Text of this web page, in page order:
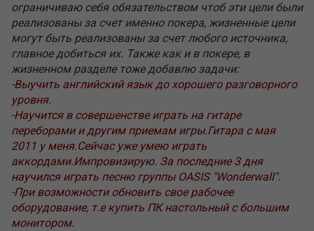
ограничиваю себя обязательством чтоб эти цели были
реализованы за счет именно покера, жизненные цели
могут быть реализованы за счет любого источника,
главное добиться их. Также как и в покере, в
жизненном разделе тоже добавлю задачи:
-Выучить английский язык до хорошего разговорного
уровня.
-Научится в совершенстве играть на гитаре
переборами и другим приемам игры.Гитара с мая
2011 у меня.Сейчас уже умею играть
аккордами.Импровизирую. За последние 3 дня
научился играть песню группы OASIS "Wonderwall".
-При возможности обновить свое рабочее
оборудование, т.е купить ПК настольный с большим
монитором.